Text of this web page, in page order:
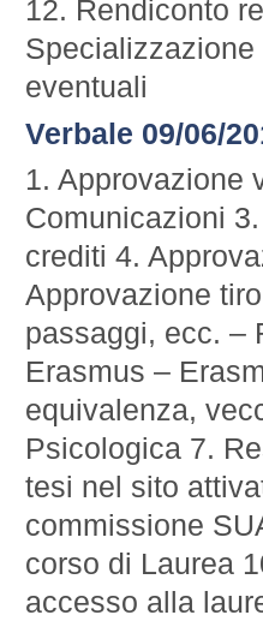
12. Rendiconto
eventuali
Verbale 09/06/
1. Approvazione
Comunicazioni
crediti 4.
Approvazione
passaggi, ecc. –
Erasmus –
equivalenza,
Psicologica 7.
tesi nel sito
commissione
corso di Laurea
accesso alla